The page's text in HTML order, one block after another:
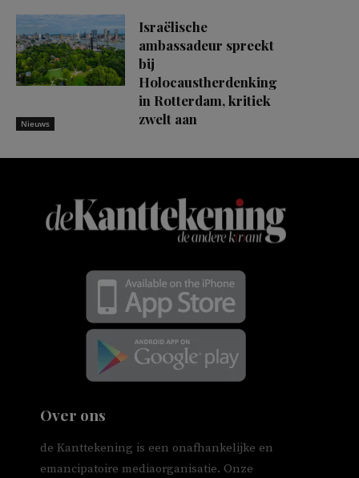
Nieuws
Israëlische
ambassadeur spreekt
bij
Holocaustherdenking
in Rotterdam, kritiek
zwelt aan
Over ons
de Kanttekening is een onafhankelijke en
emancipatoire mediaorganisatie. Onze